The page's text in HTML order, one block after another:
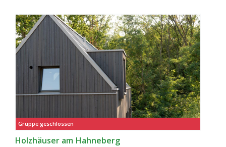
Gruppe geschlossen
Holzhäuser am Hahneberg